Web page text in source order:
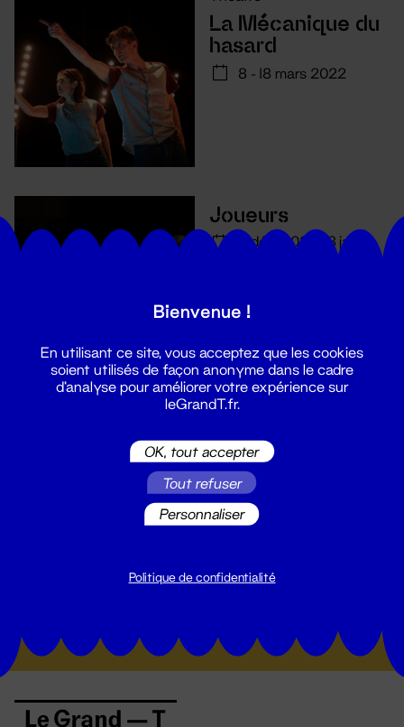
La Mécanique du
hasard
8 - 18 mars 2022
Joueurs
3 déc. 2021 - 18 jan.
Bienvenue !
En utilisant ce site, vous acceptez que les cookies
soient utilisés de façon anonyme dans le cadre
d'analyse pour améliorer votre expérience sur
leGrandT.fr.
OK, tout accepter
Tout refuser
Personnaliser
Politique de confidentialité